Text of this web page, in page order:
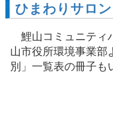
ひまわりサロン
鯉山コミュニティ
山市役所環境事業部
別」一覧表の冊子